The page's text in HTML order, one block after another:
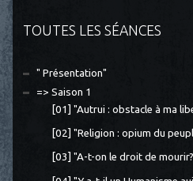
TOUTES LES SÉANCES
" Présentation"
=> Saison 1
[01] "Autrui : obstacle à ma
[02] "Religion : opium du
[03] "A-t-on le droit de